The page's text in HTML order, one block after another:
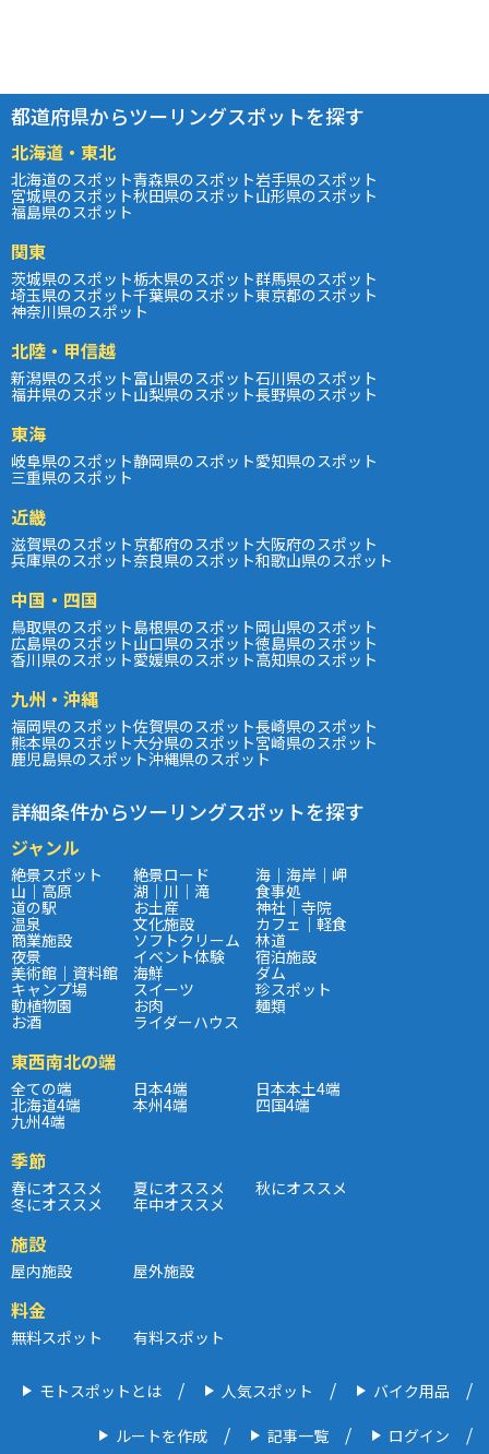
都道府県からツーリングスポットを探す
北海道・東北
北海道のスポット青森県のスポット岩手県のスポット
宮城県のスポット秋田県のスポット山形県のスポット
福島県のスポット
関東
茨城県のスポット栃木県のスポット群馬県のスポット
埼玉県のスポット千葉県のスポット東京都のスポット
神奈川県のスポット
北陸・甲信越
新潟県のスポット富山県のスポット石川県のスポット
福井県のスポット山梨県のスポット長野県のスポット
東海
岐阜県のスポット静岡県のスポット愛知県のスポット
三重県のスポット
近畿
滋賀県のスポット京都府のスポット大阪府のスポット
兵庫県のスポット奈良県のスポット和歌山県のスポット
中国・四国
鳥取県のスポット島根県のスポット岡山県のスポット
広島県のスポット山口県のスポット徳島県のスポット
香川県のスポット愛媛県のスポット高知県のスポット
九州・沖縄
福岡県のスポット佐賀県のスポット長崎県のスポット
熊本県のスポット大分県のスポット宮崎県のスポット
鹿児島県のスポット沖縄県のスポット
詳細条件からツーリングスポットを探す
ジャンル
絶景スポット 絶景ロード 海｜海岸｜岬
山｜高原 湖｜川｜滝 食事処
道の駅 お土産 神社｜寺院
温泉 文化施設 カフェ｜軽食
商業施設 ソフトクリーム 林道
夜景 イベント体験 宿泊施設
美術館｜資料館 海鮮 ダム
キャンプ場 スイーツ 珍スポット
動植物園 お肉 麺類
お酒 ライダーハウス
東西南北の端
全ての端 日本4端 日本本土4端
北海道4端 本州4端 四国4端
九州4端
季節
春にオススメ 夏にオススメ 秋にオススメ
冬にオススメ 年中オススメ
施設
屋内施設 屋外施設
料金
無料スポット 有料スポット
モトスポットとは 人気スポット バイク用品
ルートを作成 記事一覧 ログイン